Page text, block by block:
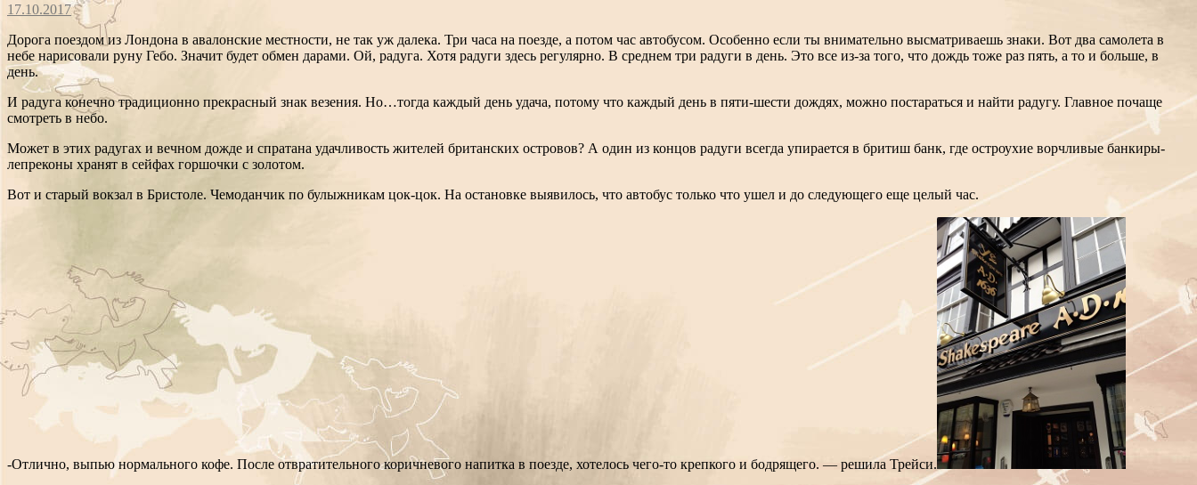
17.10.2017
Дорога поездом из Лондона в авалонские местности, не так уж далека. Три часа на поезде, а потом час автобусом. Особенно если ты внимательно высматриваешь знаки. Вот два самолета в
небе нарисовали руну Гебо. Значит будет обмен дарами. Ой, радуга. Хотя радуги здесь регулярно. В среднем три радуги в день. Это все из-за того, что дождь тоже раз пять, а то и больше, в
день.
И радуга конечно традиционно прекрасный знак везения. Но…тогда каждый день удача, потому что каждый день в пяти-шести дождях, можно постараться и найти радугу. Главное почаще
смотреть в небо.
Может в этих радугах и вечном дожде и спратана удачливость жителей британских островов? А один из концов радуги всегда упирается в бритиш банк, где остроухие ворчливые банкиры-
лепреконы хранят в сейфах горшочки с золотом.
Вот и старый вокзал в Бристоле. Чемоданчик по булыжникам цок-цок. На остановке выявилось, что автобус только что ушел и до следующего еще целый час.
-Отлично, выпью нормального кофе. После отвратительного коричневого напитка в поезде, хотелось чего-то крепкого и бодрящего. — решила Трейси.